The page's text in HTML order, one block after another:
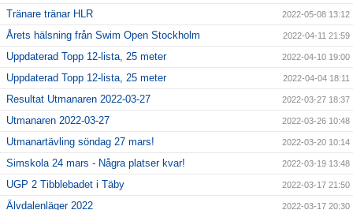
Tränare tränar HLR 2022-05-08 13:12
Årets hälsning från Swim Open Stockholm 2022-04-11 21:59
Uppdaterad Topp 12-lista, 25 meter 2022-04-10 19:00
Uppdaterad Topp 12-lista, 25 meter 2022-04-04 18:11
Resultat Utmanaren 2022-03-27 2022-03-27 18:37
Utmanaren 2022-03-27 2022-03-26 10:48
Utmanartävling söndag 27 mars! 2022-03-20 10:14
Simskola 24 mars - Några platser kvar! 2022-03-19 13:48
UGP 2 Tibblebadet i Täby 2022-03-17 21:50
Älvdalenläger 2022 2022-03-17 20:30